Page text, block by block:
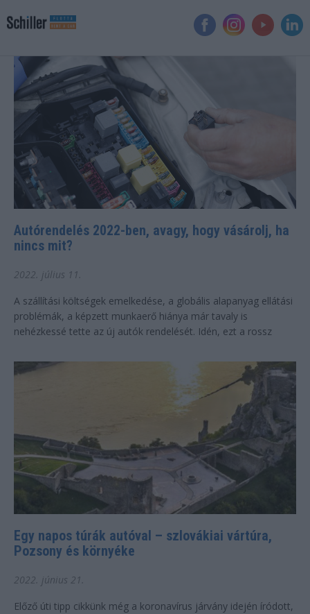
Autórendelés 2022-ben, avagy, hogy vásárolj, ha
nincs mit?
2022. július 11.
A szállítási költségek emelkedése, a globális alapanyag ellátási
problémák, a képzett munkaerő hiánya már tavaly is
nehézkessé tette az új autók rendelését. Idén, ezt a rossz
Egy napos túrák autóval – szlovákiai vártúra,
Pozsony és környéke
2022. június 21.
Előző úti tipp cikkünk még a koronavírus járvány idején íródott,